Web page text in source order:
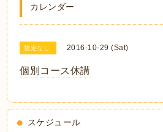
カレンダー
指定なし 2016-10-29 (Sat)
個別コース休講
スケジュール